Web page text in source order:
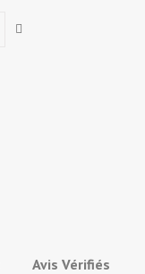
Avis Vérifiés